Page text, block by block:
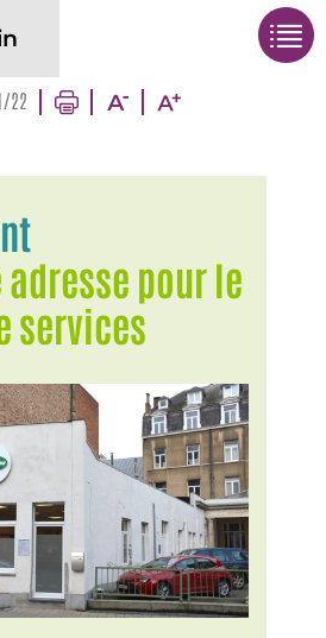
22
pour le
services